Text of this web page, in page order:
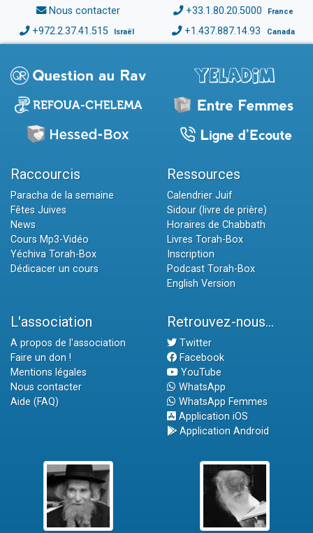
Nous contacter +33.1.80.20.5000 France
+972.2.37.41.515 Israël +1.437.887.14.93 Canada
Raccourcis
Paracha de la semaine
Fêtes Juives
News
Cours Mp3-Vidéo
Yéchiva Torah-Box
Dédicacer un cours
Ressources
Calendrier Juif
Sidour (livre de prière)
Horaires de Chabbath
Livres Torah-Box
Inscription
Podcast Torah-Box
English Version
L'association
A propos de l'association
Faire un don !
Mentions légales
Nous contacter
Aide (FAQ)
Retrouvez-nous...
Twitter
Facebook
YouTube
WhatsApp
WhatsApp Femmes
Application iOS
Application Android